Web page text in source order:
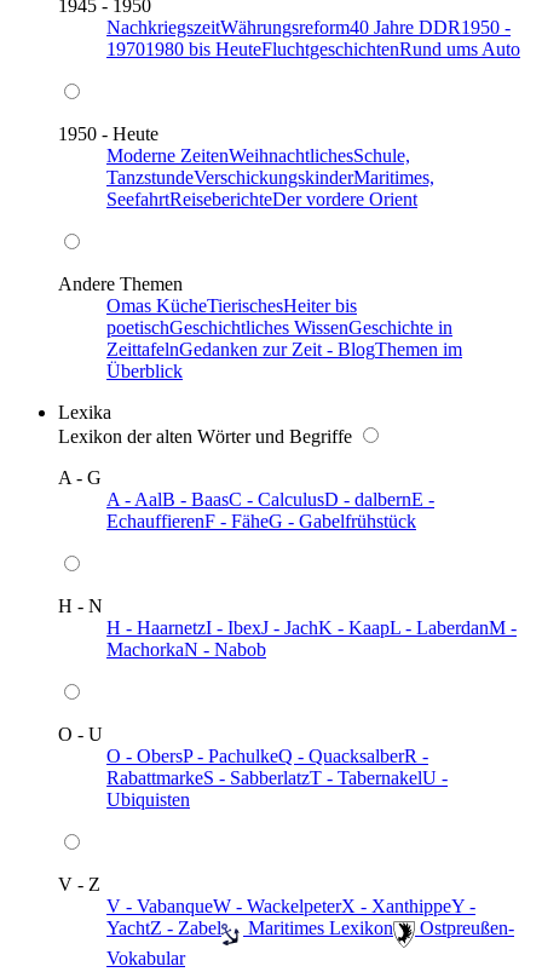
1945 - 1950
NachkriegszeitWährungsreform40 Jahre DDR1950 -
19701980 bis HeuteFluchtgeschichtenRund ums Auto
1950 - Heute
Moderne ZeitenWeihnachtlichesSchule,
TanzstundeVerschickungskinderMaritimes,
SeefahrtReiseberichteDer vordere Orient
Andere Themen
Omas KücheTierischesHeiter bis
poetischGeschichtliches WissenGeschichte in
ZeittafelnGedanken zur Zeit - BlogThemen im
Überblick
Lexika
Lexikon der alten Wörter und Begriffe
A - G
A - AalB - BaasC - CalculusD - dalbernE -
EchauffierenF - FäheG - Gabelfrühstück
H - N
H - HaarnetzI - IbexJ - JachK - KaapL - LaberdanM -
MachorkaN - Nabob
O - U
O - ObersP - PachulkeQ - QuacksalberR -
RabattmarkeS - SabberlatzT - TabernakelU -
Ubiquisten
V - Z
V - VabanqueW - WackelpeterX - XanthippeY -
YachtZ - Zabel ️ Maritimes Lexikon
️ Ostpreußen-
Vokabular